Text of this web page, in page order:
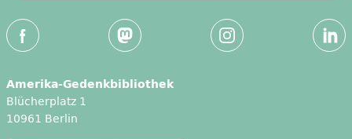
Social-Media Kanäle der ZLB
Facebook Mastodon Instagram
Amerika-Gedenkbibliothek
Blücherplatz 1
10961 Berlin